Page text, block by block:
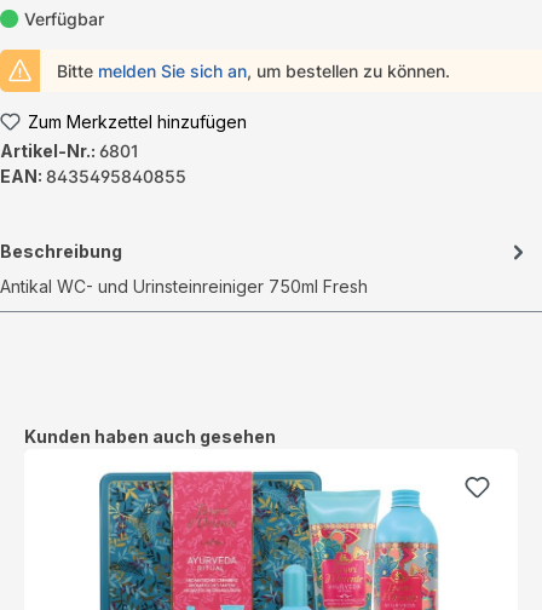
Verfügbar
Bitte melden Sie sich an, um bestellen zu können.
Zum Merkzettel hinzufügen
Artikel-Nr.: 6801
EAN: 8435495840855
Beschreibung
Antikal WC- und Urinsteinreiniger 750ml Fresh
Produktgalerie überspringen
Kunden haben auch gesehen